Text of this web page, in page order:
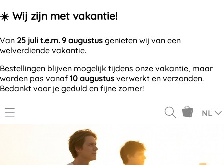
☀️ Wij zijn met vakantie!
Van 25 juli t.e.m. 9 augustus genieten wij van een
welverdiende vakantie.
Bestellingen blijven mogelijk tijdens onze vakantie, maar
worden pas vanaf 10 augustus verwerkt en verzonden.
Bedankt voor je geduld en fijne zomer!
GV7VN.
OFFERTE AANVRAGEN
NL